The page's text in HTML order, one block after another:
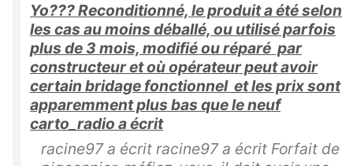
Yo??? Reconditionné, le produit a été selon
les cas au moins déballé, ou utilisé parfois
plus de 3 mois, modifié ou réparé par
constructeur et où opérateur peut avoir
certain bridage fonctionnel et les prix sont
apparemment plus bas que le neuf
carto_radio a écrit
racine97 a écrit racine97 a écrit Forfait de